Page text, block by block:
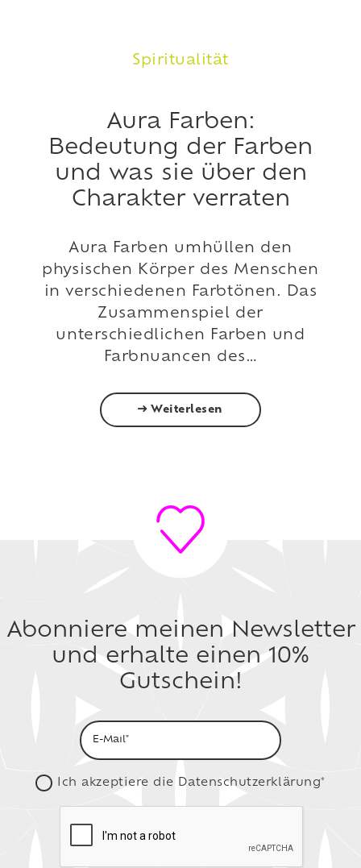
Spiritualität
Aura Farben:
Bedeutung der Farben
und was sie über den
Charakter verraten
Aura Farben umhüllen den
physischen Körper des Menschen
in verschiedenen Farbtönen. Das
Zusammenspiel der
unterschiedlichen Farben und
Farbnuancen des…
Weiterlesen
Abonniere meinen Newsletter
und erhalte einen 10%
Gutschein!
Ich akzeptiere die Datenschutzerklärung*